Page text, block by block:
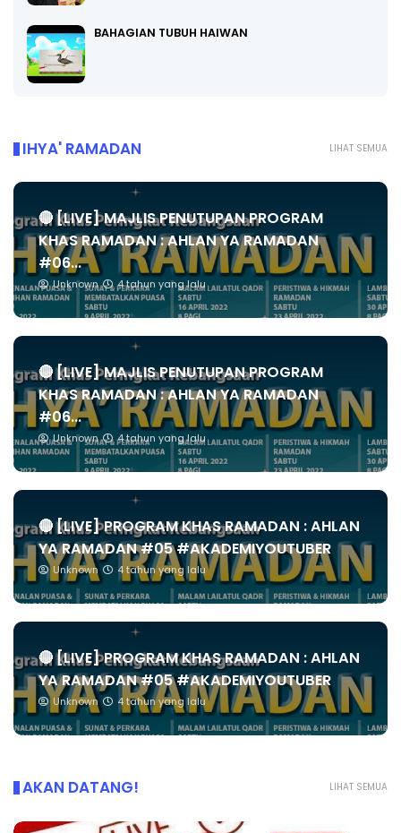
BAHAGIAN TUBUH HAIWAN
LIHAT SEMUA
IHYA' RAMADAN
🔴 [LIVE] MAJLIS PENUTUPAN PROGRAM
KHAS RAMADAN : AHLAN YA RAMADAN
#06...
Unknown 4 tahun yang lalu
🔴 [LIVE] MAJLIS PENUTUPAN PROGRAM
KHAS RAMADAN : AHLAN YA RAMADAN
#06...
Unknown 4 tahun yang lalu
🔴 [LIVE] PROGRAM KHAS RAMADAN : AHLAN
YA RAMADAN #05 #AKADEMIYOUTUBER
Unknown 4 tahun yang lalu
🔴 [LIVE] PROGRAM KHAS RAMADAN : AHLAN
YA RAMADAN #05 #AKADEMIYOUTUBER
Unknown 4 tahun yang lalu
LIHAT SEMUA
AKAN DATANG!